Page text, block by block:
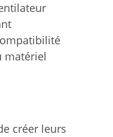
matériel
créer leurs